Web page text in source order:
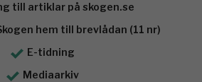
till artiklar på skogen.se
hem till brevlådan (11 nr)
E-tidning
Mediaarkiv